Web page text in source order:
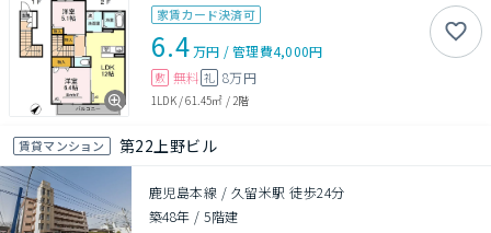
家賃カード決済可
6.4万円 /管理費4,000円
敷 無料 礼 8万円
1LDK/61.45㎡ /2階
賃貸マンション 第22上野ビル
鹿児島本線 / 久留米駅 徒歩24分
築48年 /5階建